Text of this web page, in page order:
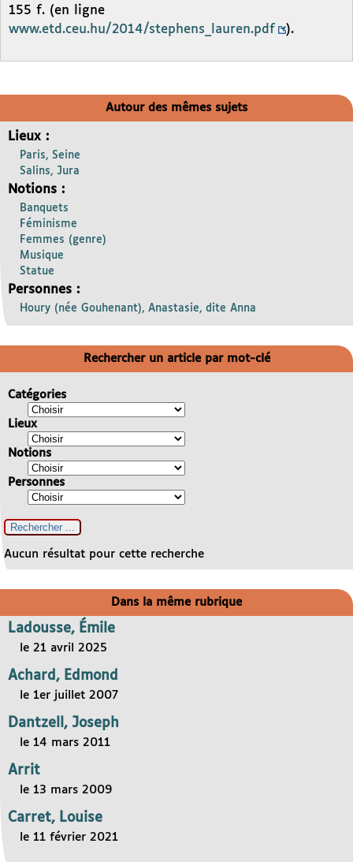
155 f. (en ligne
www.etd.ceu.hu/2014/stephens_lauren.pdf
).
Autour des mêmes sujets
Lieux :
Paris, Seine
Salins, Jura
Notions :
Banquets
Féminisme
Femmes (genre)
Musique
Statue
Personnes :
Houry (née Gouhenant), Anastasie, dite Anna
Rechercher un article par mot-clé
Catégories
Lieux
Notions
Personnes
Aucun résultat pour cette recherche
Dans la même rubrique
Ladousse, Émile
le 21 avril 2025
Achard, Edmond
le 1er juillet 2007
Dantzell, Joseph
le 14 mars 2011
Arrit
le 13 mars 2009
Carret, Louise
le 11 février 2021